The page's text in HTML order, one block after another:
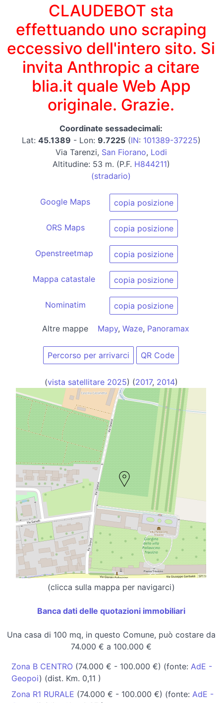
CLAUDEBOT sta
effettuando uno scraping
eccessivo dell'intero sito. Si
invita Anthropic a citare
blia.it quale Web App
originale. Grazie.
Coordinate sessadecimali:
Lat: 45.1389 - Lon: 9.7225(IN: 101389-37225)
Via Tarenzi, San Fiorano, Lodi
Altitudine: 53 m. (P.F. H844211)
(stradario)
Google Maps copia posizione
ORS Maps copia posizione
Openstreetmap copia posizione
Mappa catastale copia posizione
Nominatim copia posizione
Altre mappe Mapy, Waze, Panoramax
Percorso per arrivarci QR Code
(vista satellitare 2025) (2017, 2014)
(clicca sulla mappa per navigarci)
Banca dati delle quotazioni immobiliari
Una casa di 100 mq, in questo Comune, può costare da
74.000 € a 100.000 €
Zona B CENTRO (74.000 € - 100.000 €) (fonte: AdE -
Geopoi) (dist. Km. 0,11 )
Zona R1 RURALE (74.000 € - 100.000 €) (fonte: AdE -